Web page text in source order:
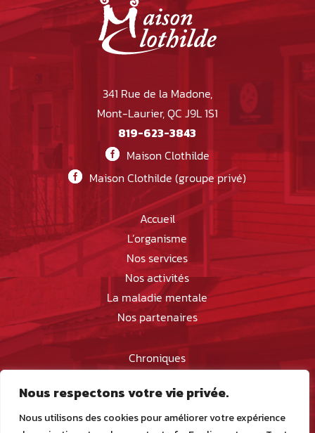
Nous respectons votre vie privée.
Nous utilisons des cookies pour améliorer votre expérience
341 Rue de la Madone,
Mont-Laurier, QC J9L 1S1
819-623-3843
Maison Clothilde
Maison Clothilde (groupe privé)
Accueil
L’organisme
Nos services
Nos activités
La maladie mentale
Nos partenaires
Chroniques
Nous joindre
Devenir membre